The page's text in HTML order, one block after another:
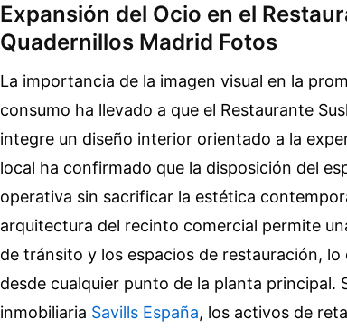
Expansión del Ocio en el
Quadernillos Madrid Fotos
La importancia de la imagen visual en la
consumo ha llevado a que el Restaurante
integre un diseño interior orientado a la
local ha confirmado que la disposición del
operativa sin sacrificar la estética
arquitectura del recinto comercial permite
de tránsito y los espacios de restauración,
desde cualquier punto de la planta principal.
inmobiliaria Savills España, los activos de